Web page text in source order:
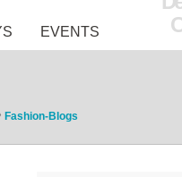
EVENTS
Fashion-Blogs